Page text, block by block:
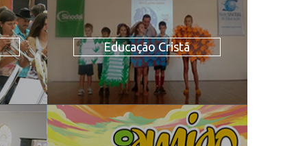
Educação Cristã